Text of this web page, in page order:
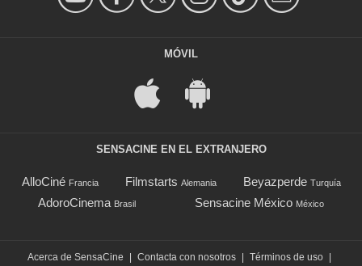
MÓVIL
SENSACINE EN EL EXTRANJERO
AlloCiné Francia Filmstarts Alemania Beyazperde Turquía
AdoroCinema Brasil Sensacine México México
Acerca de SensaCine Contacta con nosotros Términos de uso